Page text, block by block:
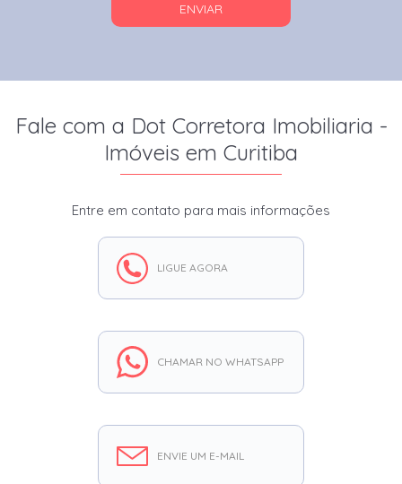
ENVIAR
Fale com a Dot Corretora Imobiliaria -
Imóveis em Curitiba
Entre em contato para mais informações
LIGUE AGORA
CHAMAR NO WHATSAPP
ENVIE UM E-MAIL